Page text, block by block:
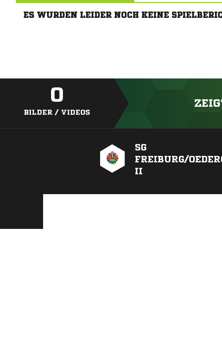
ES WURDEN LEIDER NOCH KEINE
0
BILDER / VIDEOS
SG
FREIBURG/
II